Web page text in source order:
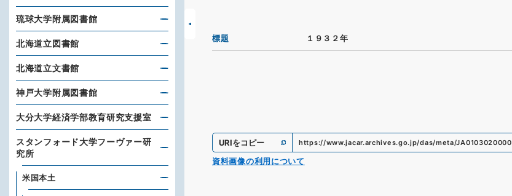
標題 １９３２年
URIをコピー https://www.jacar.archives.go.jp/das/meta/JA0103020000
資料画像の利用について
琉球大学附属図書館
北海道立図書館
北海道立文書館
神戸大学附属図書館
大分大学経済学部教育研究支援室
スタンフォード大学フーヴァー研
究所
米国本土